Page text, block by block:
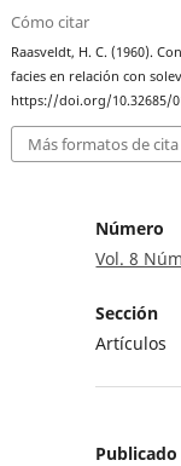
Cómo citar
Raasveldt, H. C. (1960).
facies en relación con
https://doi.org/10.32685/
Más formatos de cita
Número
Vol. 8
Sección
Artículos
Publicado